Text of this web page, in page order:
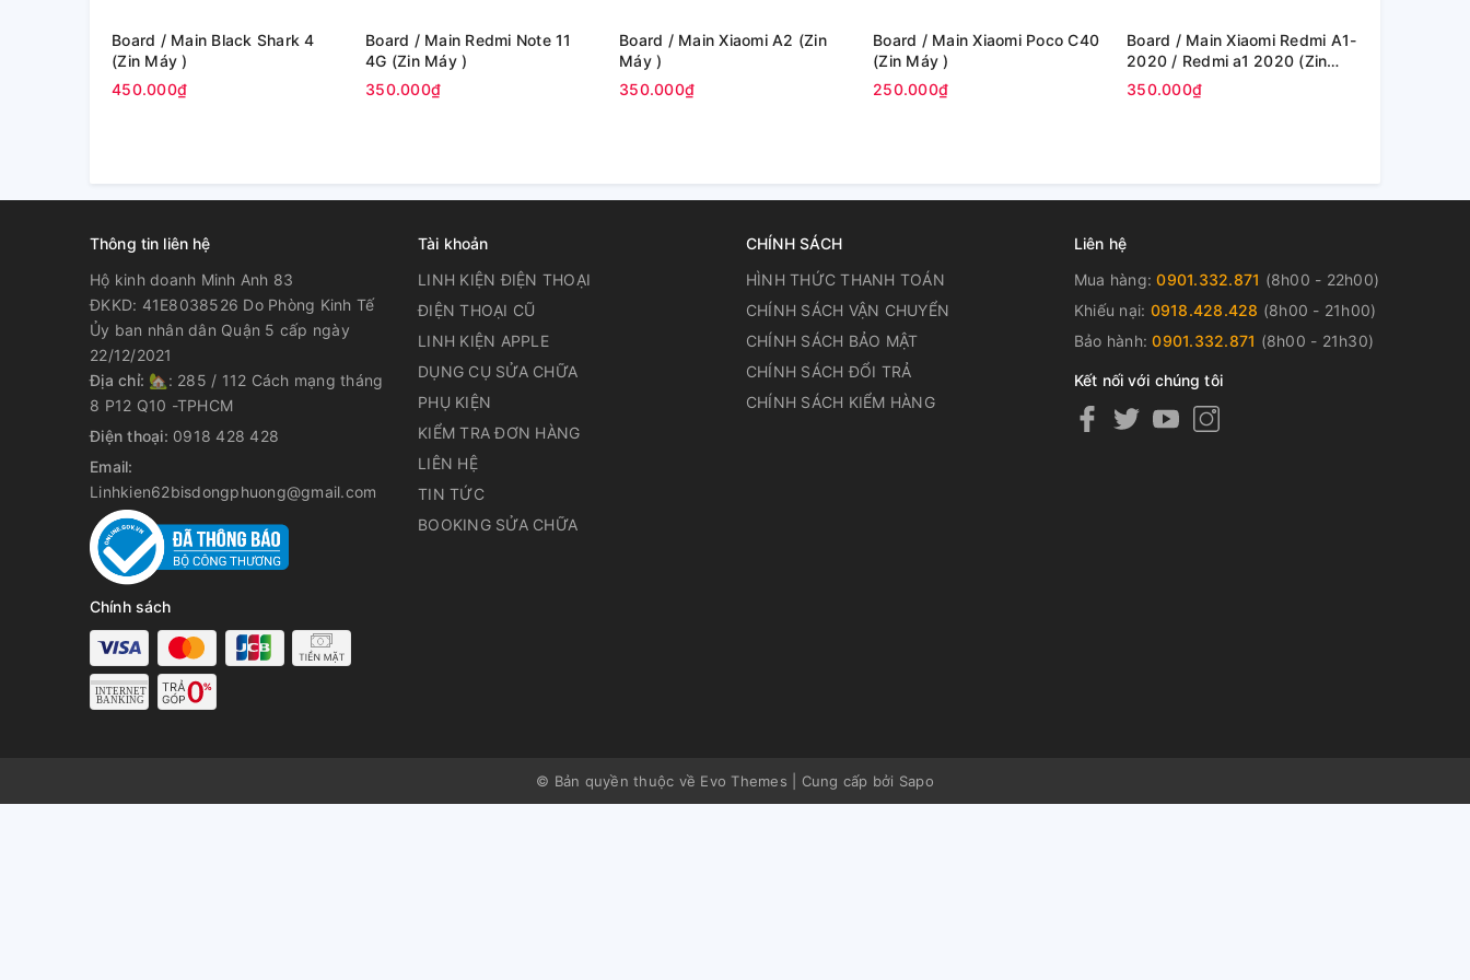
Board / Main Black Shark 4
(Zin Máy )
450.000₫
Board / Main Redmi Note 11
4G (Zin Máy )
350.000₫
Board / Main Xiaomi A2 (Zin
Máy )
350.000₫
Board / Main Xiaomi Poco C40
(Zin Máy )
250.000₫
Board / Main Xiaomi Redmi A1-
2020 / Redmi a1 2020 (Zin
Máy )
350.000₫
Thông tin liên hệ
Hộ kinh doanh Minh Anh 83
ĐKKD: 41E8038526 Do Phòng Kinh Tế
Ủy ban nhân dân Quận 5 cấp ngày
22/12/2021
Địa chỉ: 🏡: 285 / 112 Cách mạng tháng
8 P12 Q10 -TPHCM
Điện thoại: 0918 428 428
Email:
Linhkien62bisdongphuong@gmail.com
Chính sách
Tài khoản
LINH KIỆN ĐIỆN THOẠI
ĐIỆN THOẠI CŨ
LINH KIỆN APPLE
DỤNG CỤ SỬA CHỮA
PHỤ KIỆN
KIỂM TRA ĐƠN HÀNG
LIÊN HỆ
TIN TỨC
BOOKING SỬA CHỮA
CHÍNH SÁCH
HÌNH THỨC THANH TOÁN
CHÍNH SÁCH VẬN CHUYỂN
CHÍNH SÁCH BẢO MẬT
CHÍNH SÁCH ĐỔI TRẢ
CHÍNH SÁCH KIỂM HÀNG
Liên hệ
Mua hàng:0901.332.871 (8h00 - 22h00)
Khiếu nại: 0918.428.428 (8h00 - 21h00)
Bảo hành:0901.332.871 (8h00 - 21h30)
Kết nối với chúng tôi
© Bản quyền thuộc về Evo Themes Cung cấp bởi Sapo